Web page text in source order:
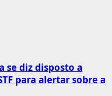
se diz disposto a
para alertar sobre a